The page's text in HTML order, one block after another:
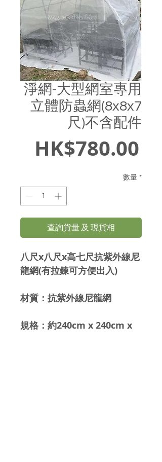
淨網-大型網室專用
立體防蟲網(8x8x7
尺)不含配件
HK$780.00
格
數量 *
查詢貨量 及 現貨相
八尺x八尺x高七尺抗紫外線尼
龍網(有拉鍊可方便出入)
材質：抗紫外線尼龍網
規格：約240cm x 240cm x